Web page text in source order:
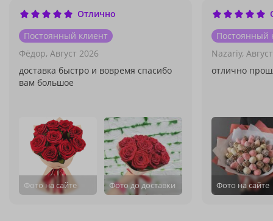
Отлично
Постоянный клиент
Фëдор, Август 2026
доставка быстро и вовремя спасибо
вам большое
Фото на сайте Фото до доставки
Постоянный
Nazariy,
отлично
Фото на сайте